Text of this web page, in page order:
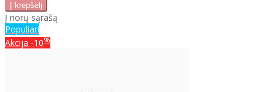
Į norų sąrašą
Populiari
Akcija -10%